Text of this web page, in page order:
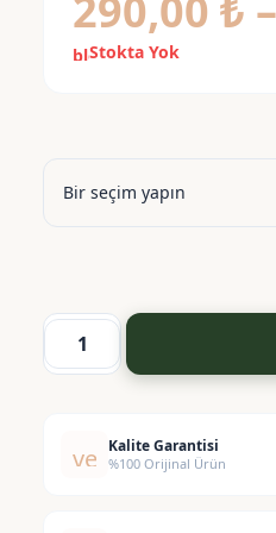
block
Stokta Yok
Lexgard
Sertifikalı)
adetverified
Kalite Garantisi
%100 Orijinal Ürün